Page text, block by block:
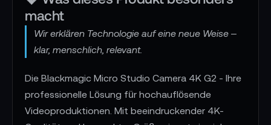
macht
Wir erklären Technologie auf eine neue Weise –
klar, menschlich, relevant.
Die Blackmagic Micro Studio Camera 4K G2 - Ihre
professionelle Lösung für hochauflösende
Videoproduktionen. Mit beeindruckender 4K-